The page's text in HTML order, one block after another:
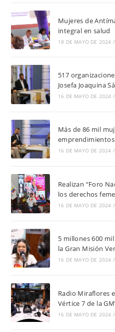
Mujeres de
integral en salud
18 DE MAYO DE 2024 /
517
Josefa Joaquina
16 DE MAYO DE 2024 /
Más de 86 mil
emprendimientos
16 DE MAYO DE 2024 /
Realizan “Foro
los derechos
16 DE MAYO DE 2024 /
5 millones 600
la Gran Misión
16 DE MAYO DE 2024 /
Radio Miraflores
Vértice 7 de la
16 DE MAYO DE 2024 /